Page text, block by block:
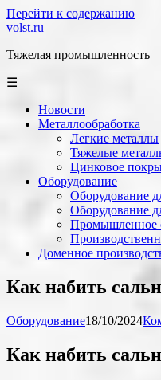
Перейти к содержанию
volst.ru
Тяжелая промышленность
☰
Новости
Металлообработка
Легкие металлы
Тяжелые
Цинковое
Оборудование
Оборудование
Оборудование
Промышленное
Доменное
Как набить
Оборудование18/10/2024
Как набить